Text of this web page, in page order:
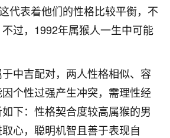
代表着他们的性格比较平衡，不
过，1992年属猴人一生中可能
中吉配对，两人性格相似、容
个性过强产生冲突，需理性经
下：性格契合度较高属猴的男
心，聪明机智且善于表现自
，大半年不上学，一说她就要死要活
子愁的不行，朋友给我推荐的慧来老
病急乱投医，这半年来，法事一个个
变了个人一样，不期望她能考多好的
安稳稳的把书读了，身体心理都健健
足了！
下父母心啊！